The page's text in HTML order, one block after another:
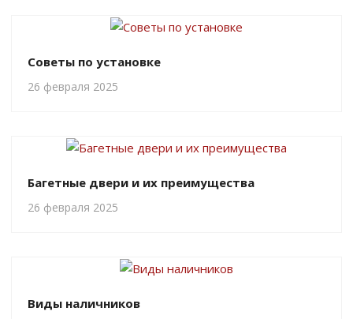
Советы по установке
26 февраля 2025
Багетные двери и их преимущества
26 февраля 2025
Виды наличников